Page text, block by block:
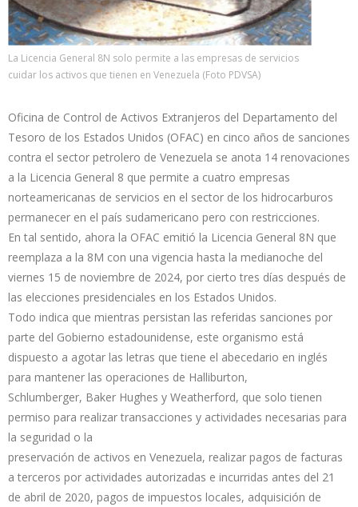
La Licencia General 8N solo permite a las empresas de servicios
cuidar los activos que tienen en Venezuela (Foto PDVSA)
Oficina de Control de Activos Extranjeros del Departamento del
Tesoro de los Estados Unidos (OFAC) en cinco años de sanciones
contra el sector petrolero de Venezuela se anota 14 renovaciones
a la Licencia General 8 que permite a cuatro empresas
norteamericanas de servicios en el sector de los hidrocarburos
permanecer en el país sudamericano pero con restricciones.
En tal sentido, ahora la OFAC emitió la Licencia General 8N que
reemplaza a la 8M con una vigencia hasta la medianoche del
viernes 15 de noviembre de 2024, por cierto tres días después de
las elecciones presidenciales en los Estados Unidos.
Todo indica que mientras persistan las referidas sanciones por
parte del Gobierno estadounidense, este organismo está
dispuesto a agotar las letras que tiene el abecedario en inglés
para mantener las operaciones de Halliburton,
Schlumberger, Baker Hughes y Weatherford, que solo tienen
permiso para realizar transacciones y actividades necesarias para
la seguridad o la
preservación de activos en Venezuela, realizar pagos de facturas
a terceros por actividades autorizadas e incurridas antes del 21
de abril de 2020, pagos de impuestos locales, adquisición de